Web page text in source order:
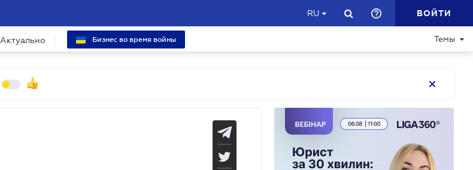
RU ВОЙТИ
Актуально Бизнес во время войны Темы